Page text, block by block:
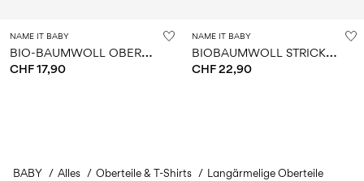
NAME IT BABY
B
IO-BAUMWOLL OBERTEIL
CHF 17,90
NAME IT BABY
B
IOBAUMWOLL STRICKJACKE
CHF 22,90
BABY Alles Oberteile & T-Shirts Langärmelige Oberteile